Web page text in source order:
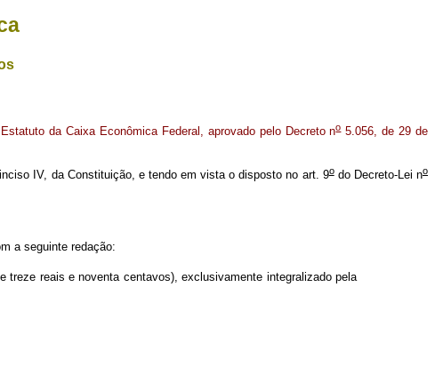
da Caixa Econômica Federal, aprovado pelo Decreto no5.056, de 29 de
IV, da Constituição, e tendo em vista o disposto no art. 9odo Decreto-Lei no
a seguinte redação:
reais e noventa centavos), exclusivamente integralizado pela